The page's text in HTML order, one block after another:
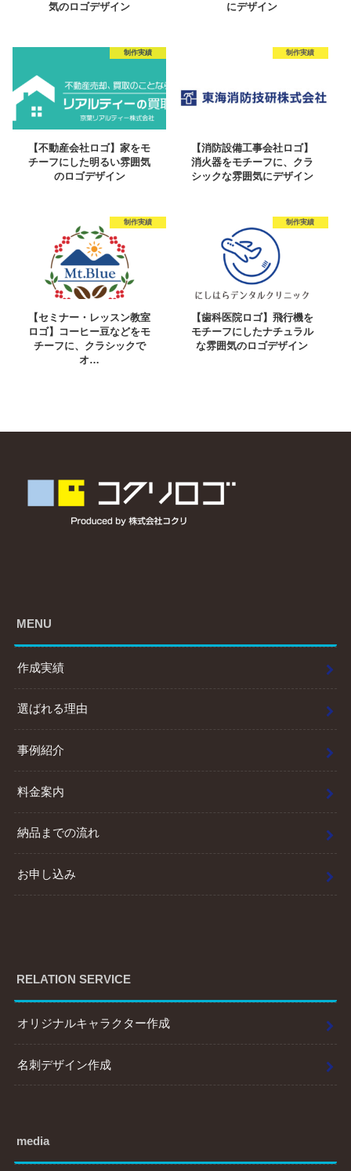
気のロゴデザイン
にデザイン
制作実績
【不動産会社ロゴ】家をモ
チーフにした明るい雰囲気
のロゴデザイン
制作実績
【消防設備工事会社ロゴ】
消火器をモチーフに、クラ
シックな雰囲気にデザイン
制作実績
【セミナー・レッスン教室
ロゴ】コーヒー豆などをモ
チーフに、クラシックで
オ…
制作実績
【歯科医院ロゴ】飛行機を
モチーフにしたナチュラル
な雰囲気のロゴデザイン
MENU
作成実績
選ばれる理由
事例紹介
料金案内
納品までの流れ
お申し込み
RELATION SERVICE
オリジナルキャラクター作成
名刺デザイン作成
media